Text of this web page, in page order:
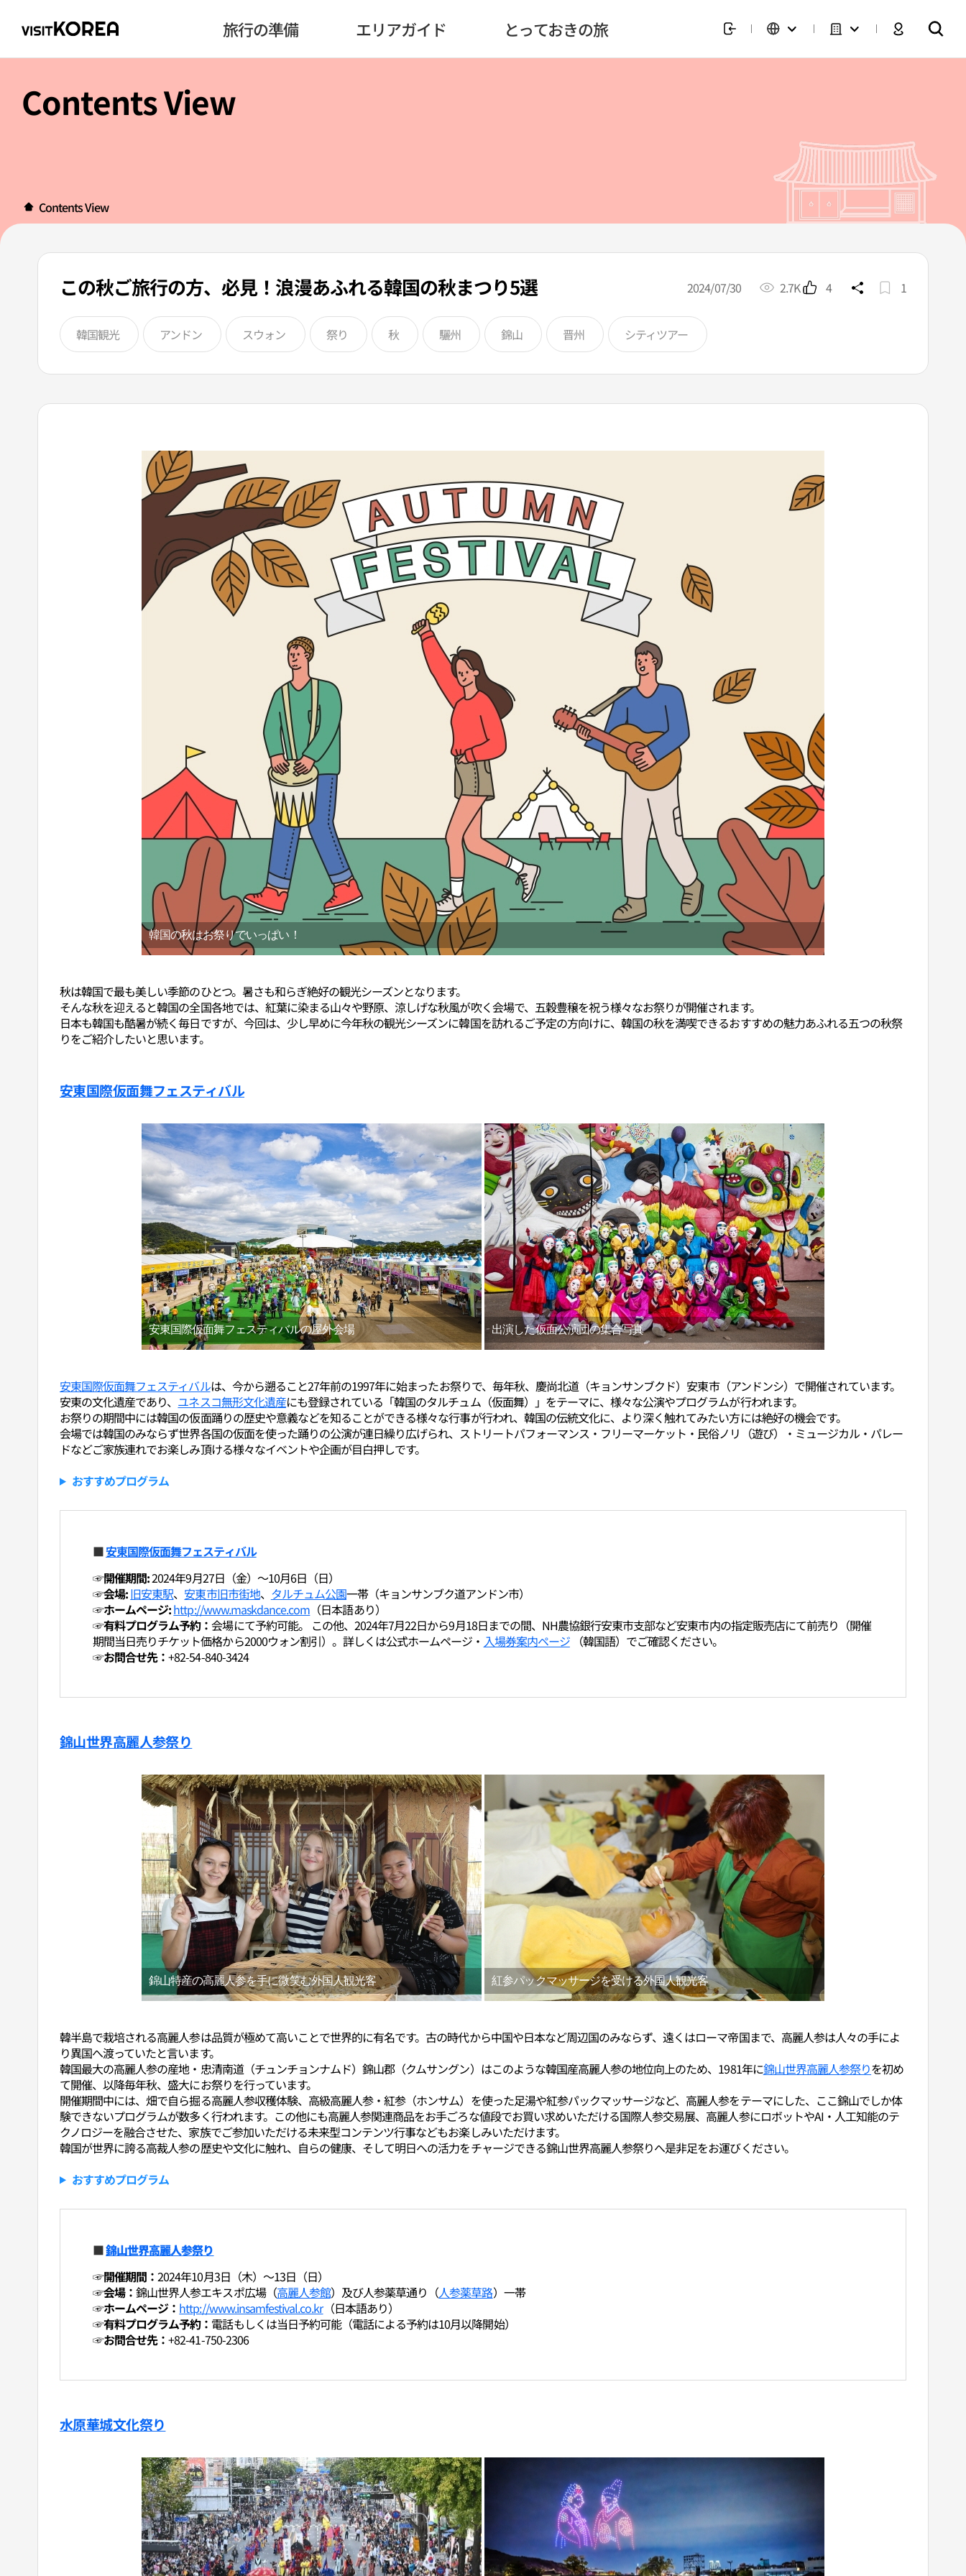
旅行の準備 エリアガイド とっておきの旅
Contents View
Contents View
この秋ご旅行の方、必見！浪漫あふれる韓国の秋まつり5選 2024/07/30 2.7K 4 1
韓国観光 アンドン スウォン 祭り 秋 驪州 錦山 晋州 シティツアー
韓国の秋はお祭りでいっぱい！
秋は韓国で最も美しい季節のひとつ。暑さも和らぎ絶好の観光シーズンとなります。
そんな秋を迎えると韓国の全国各地では、紅葉に染まる山々や野原、涼しげな秋風が吹く会場で、五穀豊穣を祝う様々なお祭りが開催されます。
日本も韓国も酷暑が続く毎日ですが、今回は、少し早めに今年秋の観光シーズンに韓国を訪れるご予定の方向けに、韓国の秋を満喫できるおすすめの魅力あふれる五つの秋祭
りをご紹介したいと思います。
安東国際仮面舞フェスティバル
安東国際仮面舞フェスティバルの屋外会場 出演した仮面公演団の集合写真
安東国際仮面舞フェスティバルは、今から遡ること27年前の1997年に始まったお祭りで、毎年秋、慶尚北道（キョンサンブクド）安東市（アンドンシ）で開催されています。
安東の文化遺産であり、 ユネスコ無形文化遺産にも登録されている「韓国のタルチュム（仮面舞）」をテーマに、様々な公演やプログラムが行われます。
お祭りの期間中には韓国の仮面踊りの歴史や意義などを知ることができる様々な行事が行われ、韓国の伝統文化に、より深く触れてみたい方には絶好の機会です。
会場では韓国のみならず世界各国の仮面を使った踊りの公演が連日繰り広げられ、ストリートパフォーマンス・フリーマーケット・民俗ノリ（遊び）・ミュージカル・パレー
ドなどご家族連れでお楽しみ頂ける様々なイベントや企画が目白押しです。
おすすめプログラム
■安東国際仮面舞フェスティバル
☞開催期間:2024年9月27日（金）～10月6日（日）
☞会場:旧安東駅、 安東市旧市街地、 タルチュム公園一帯（キョンサンブク道アンドン市）
☞ホームページ:http://www.maskdance.com （日本語あり）
☞有料プログラム予約：会場にて予約可能。 この他、2024年7月22日から9月18日までの間、NH農協銀行安東市支部など安東市内の指定販売店にて前売り（開催
期間当日売りチケット価格から2000ウォン割引）。詳しくは公式ホームページ・ 入場券案内ページ（韓国語）でご確認ください。
☞お問合せ先：+82-54-840-3424
錦山世界高麗人参祭り
錦山特産の高麗人参を手に微笑む外国人観光客 紅参パックマッサージを受ける外国人観光客
韓半島で栽培される高麗人参は品質が極めて高いことで世界的に有名です。古の時代から中国や日本など周辺国のみならず、遠くはローマ帝国まで、高麗人参は人々の手によ
り異国へ渡っていたと言います。
韓国最大の高麗人参の産地・忠清南道（チュンチョンナムド）錦山郡（クムサングン）はこのような韓国産高麗人参の地位向上のため、1981年に錦山世界高麗人参祭りを初め
て開催、以降毎年秋、盛大にお祭りを行っています。
開催期間中には、畑で自ら掘る高麗人参収穫体験、高級高麗人参・紅参（ホンサム）を使った足湯や紅参パックマッサージなど、高麗人参をテーマにした、ここ錦山でしか体
験できないプログラムが数多く行われます。この他にも高麗人参関連商品をお手ごろな値段でお買い求めいただける国際人参交易展、高麗人参にロボットやAI・人工知能のテ
クノロジーを融合させた、家族でご参加いただける未来型コンテンツ行事などもお楽しみいただけます。
韓国が世界に誇る高裁人参の歴史や文化に触れ、自らの健康、そして明日への活力をチャージできる錦山世界高麗人参祭りへ是非足をお運びください。
おすすめプログラム
■錦山世界高麗人参祭り
☞開催期間：2024年10月3日（木）～13日（日）
☞会場：錦山世界人参エキスポ広場（高麗人参館）及び人参薬草通り（人参薬草路）一帯
☞ホームページ： http://www.insamfestival.co.kr（日本語あり）
☞有料プログラム予約： 電話もしくは当日予約可能（電話による予約は10月以降開始）
☞お問合せ先：+82-41-750-2306
水原華城文化祭り